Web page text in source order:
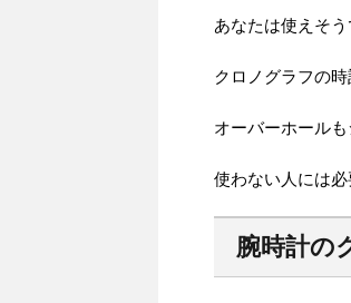
あなたは使えそう
クロノグラフの
オーバーホール
使わない人には必
腕時計の